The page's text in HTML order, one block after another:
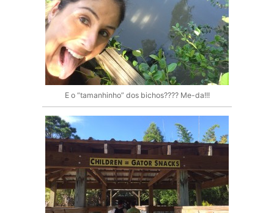
E o “tamanhinho” dos bichos???? Me-da!!!